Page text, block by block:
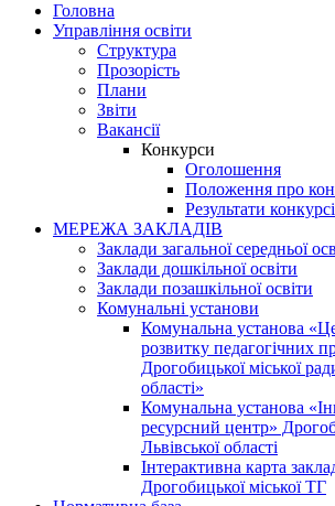
Головна
Управління освіти
Структура
Прозорість
Плани
Звіти
Вакансії
Конкурси
Оголошення
Положення про
Результати
МЕРЕЖА ЗАКЛАДІВ
Заклади загальної середньої
Заклади дошкільної освіти
Заклади позашкільної освіти
Комунальні установи
Комунальна установа
розвитку педагогічних
Дрогобицької міської
області»
Комунальна установа
ресурсний центр»
Львівської області
Інтерактивна карта
Дрогобицької міської ТГ